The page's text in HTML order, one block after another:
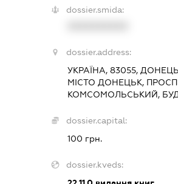
dossier.smida:
dossier.address:
УКРАЇНА, 83055,
МІСТО ДОНЕЦЬК,
КОМСОМОЛЬСЬКИЙ,
dossier.capital:
100 грн.
dossier.kveds: